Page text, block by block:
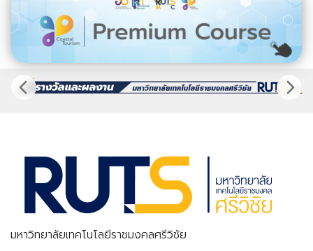
มหาวิทยาลัยเทคโนโลยีราชมงคลศรีวิชัย